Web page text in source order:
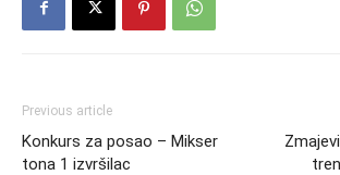
Previous article
Konkurs za posao – Mikser
tona 1 izvršilac